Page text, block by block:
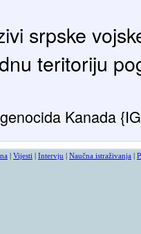
srpske
teritoriju
Kanada
Vijesti Intervju Naučna istraživanja